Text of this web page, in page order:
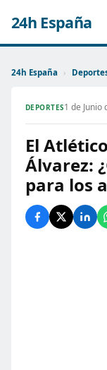
24h España
24h España ›
DEPORTES1 de Junio
El
Álvarez:
para los